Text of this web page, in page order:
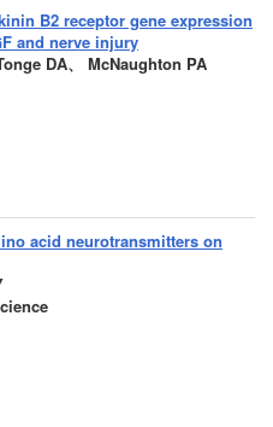
B2 receptor gene expression
and nerve injury
DA、 McNaughton PA
acid neurotransmitters on